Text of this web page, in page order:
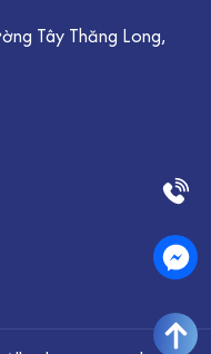
Tây Thăng Long,